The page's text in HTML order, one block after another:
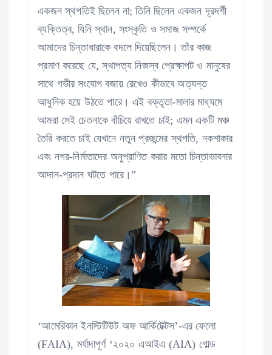
একজন স্থপতিই ছিলেন না; তিনি ছিলেন একজন দূরদর্শী
ব্যক্তিত্ব, যিনি স্থান, সংস্কৃতি ও সমাজ সম্পর্কে
আমাদের চিন্তাধারাকে বদলে দিয়েছিলেন। তাঁর কাজ
প্রমাণ করেছে যে, স্থাপত্য নিজস্ব প্রেক্ষাপট ও মানুষের
সাথে গভীর সংযোগ বজায় রেখেও কীভাবে অত্যন্ত
আধুনিক হয়ে উঠতে পারে। এই বক্তৃতা-মালার মাধ্যমে
আমরা সেই চেতনাকে বাঁচিয়ে রাখতে চাই; এমন একটি মঞ্চ
তৈরি করতে চাই যেখানে নতুন প্রজন্মের স্থপতি, নকশাকার
এবং নগর-নির্মাতাদের অনুপ্রাণিত করার মতো চিন্তাভাবনার
আদান-প্রদান ঘটতে পারে।”
‘আমেরিকান ইনস্টিটিউট অফ আর্কিটেক্টস’-এর ফেলো
(FAIA), মর্যাদাপূর্ণ ‘২০২০ এআইএ (AIA) গোল্ড